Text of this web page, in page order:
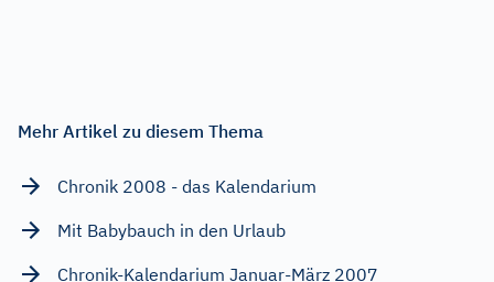
Mehr Artikel zu diesem Thema
Chronik 2008 - das Kalendarium
Mit Babybauch in den Urlaub
Chronik-Kalendarium Januar-März 2007